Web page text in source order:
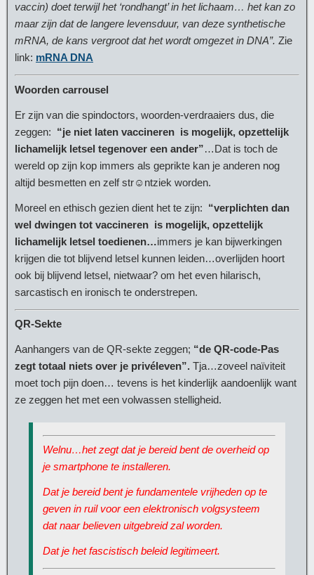
vaccin) doet terwijl het ‘rondhangt’ in het lichaam… het kan zo
maar zijn dat de langere levensduur, van deze synthetische
mRNA, de kans vergroot dat het wordt omgezet in DNA”. Zie
link: mRNA DNA
Woorden carrousel
Er zijn van die spindoctors, woorden-verdraaiers dus, die
zeggen: “je niet laten vaccineren is mogelijk, opzettelijk
lichamelijk letsel tegenover een ander”…Dat is toch de
wereld op zijn kop immers als geprikte kan je anderen nog
altijd besmetten en zelf str☺ntziek worden.
Moreel en ethisch gezien dient het te zijn: “verplichten dan
wel dwingen tot vaccineren is mogelijk, opzettelijk
lichamelijk letsel toedienen…immers je kan bijwerkingen
krijgen die tot blijvend letsel kunnen leiden…overlijden hoort
ook bij blijvend letsel, nietwaar? om het even hilarisch,
sarcastisch en ironisch te onderstrepen.
QR-Sekte
Aanhangers van de QR-sekte zeggen; “de QR-code-Pas
zegt totaal niets over je privéleven”. Tja…zoveel naïviteit
moet toch pijn doen… tevens is het kinderlijk aandoenlijk want
ze zeggen het met een volwassen stelligheid.
Welnu…het zegt dat je bereid bent de overheid op
je smartphone te installeren.
Dat je bereid bent je fundamentele vrijheden op te
geven in ruil voor een elektronisch volgsysteem
dat naar believen uitgebreid zal worden.
Dat je het fascistisch beleid legitimeert.